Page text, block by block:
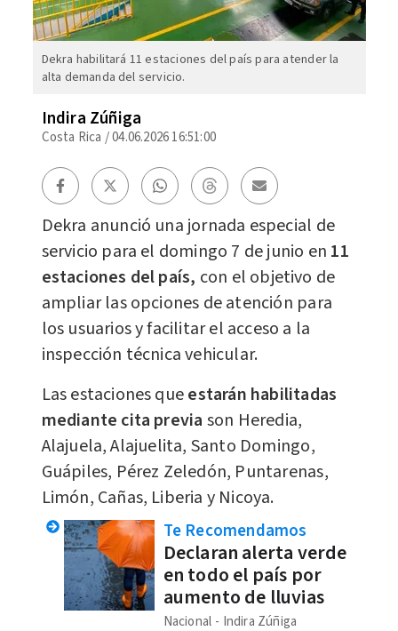
Dekra habilitará 11 estaciones del país para atender la
alta demanda del servicio.
Indira Zúñiga
Costa Rica /04.06.2026 16:51:00
Dekra anunció una jornada especial de
servicio para el domingo 7 de junio en 11
estaciones del país, con el objetivo de
ampliar las opciones de atención para
los usuarios y facilitar el acceso a la
inspección técnica vehicular.
Las estaciones queestarán habilitadas
mediante cita previa son Heredia,
Alajuela, Alajuelita, Santo Domingo,
Guápiles, Pérez Zeledón, Puntarenas,
Limón, Cañas, Liberia y Nicoya.
Te Recomendamos
Declaran alerta verde
en todo el país por
aumento de lluvias
Nacional Indira Zúñiga